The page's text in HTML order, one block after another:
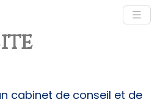
cabinet de conseil et de